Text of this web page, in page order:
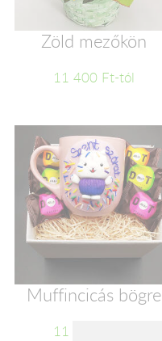
Zöld mezőkön
11 400 Ft-tól
Muffincicás bögre
11 600 Ft-tól